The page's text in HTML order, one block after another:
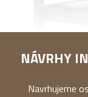
NÁVRHY
Navrhujeme